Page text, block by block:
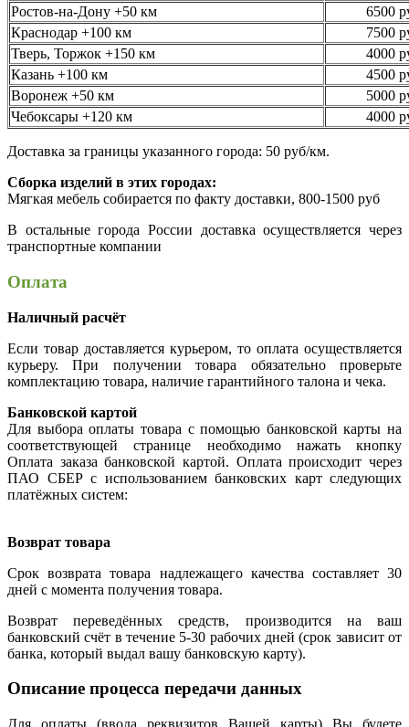
Ростов-на-Дону +50 км
6500
Краснодар +100 км
7500
Тверь, Торжок +150 км
4000
Казань +100 км
4500
Воронеж +50 км
5000
Чебоксары +120 км
4000
Доставка за границы указанного города: 50 руб/км.
Сборка изделий в этих городах:
Мягкая мебель собирается по факту доставки, 800-1500 руб
В остальные города России доставка осуществляется через
транспортные компании
Оплата
Наличный расчёт
Если товар доставляется курьером, то оплата осуществляется
курьеру. При получении товара обязательно проверьте
комплектацию товара, наличие гарантийного талона и чека.
Банковской картой
Для выбора оплаты товара с помощью банковской карты на
соответствующей странице необходимо нажать кнопку
Оплата заказа банковской картой. Оплата происходит через
ПАО СБЕР с использованием банковских карт следующих
платёжных систем:
Возврат товара
Срок возврата товара надлежащего качества составляет 30
дней с момента получения товара.
Возврат переведённых средств, производится на ваш
банковский счёт в течение 5-30 рабочих дней (срок зависит от
банка, который выдал вашу банковскую карту).
Описание процесса передачи данных